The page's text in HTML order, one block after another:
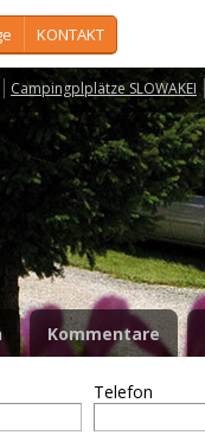
KONTAKT
Campingplplätze SLOWAKEI
Kommentare
Telefon